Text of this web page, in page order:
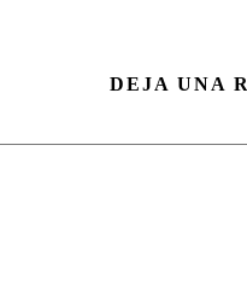
DEJA UNA